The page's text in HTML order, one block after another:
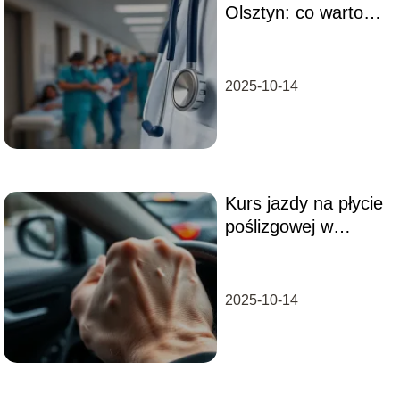
Olsztyn: co warto
2025-10-14
Kurs jazdy na płycie
poślizgowej w
2025-10-14